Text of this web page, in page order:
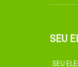
SEU
SEU